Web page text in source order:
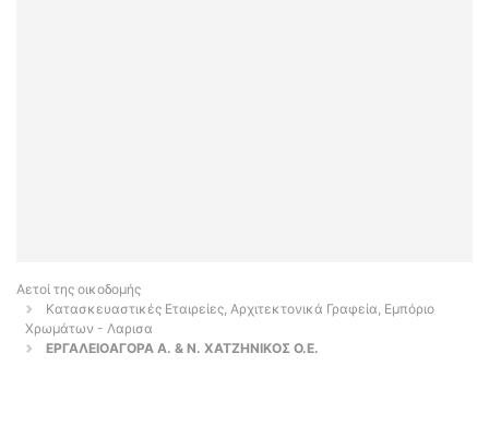
Αετοί της οικοδομής
Κατασκευαστικές Εταιρείες, Αρχιτεκτονικά Γραφεία, Εμπόριο
Χρωμάτων - Λαρισα
ΕΡΓΑΛΕΙΟΑΓΟΡΑ Α. & Ν. ΧΑΤΖΗΝΙΚΟΣ Ο.Ε.